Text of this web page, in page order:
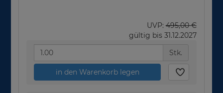
UVP:495,00 €
gültig bis 31.12.2027
Stk.
in den Warenkorb legen